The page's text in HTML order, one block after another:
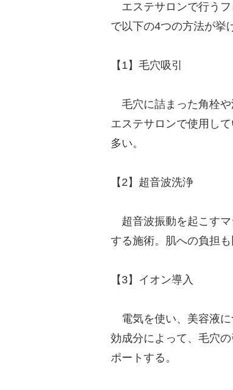
エステサロンで行うフ
で以下の4つの方法が挙
【1】毛穴吸引
毛穴に詰まった角栓や
エステサロンで使用し
多い。
【2】超音波洗浄
超音波振動を起こすマ
する施術。肌への負担
【3】イオン導入
電気を使い、美容液に
効成分によって、毛穴
ポートする。